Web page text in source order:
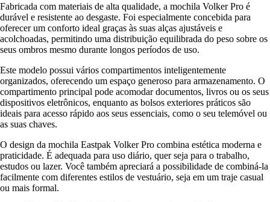
Fabricada com materiais de alta qualidade, a mochila Volker Pro é
durável e resistente ao desgaste. Foi especialmente concebida para
oferecer um conforto ideal graças às suas alças ajustáveis e
acolchoadas, permitindo uma distribuição equilibrada do peso sobre os
seus ombros mesmo durante longos períodos de uso.
Este modelo possui vários compartimentos inteligentemente
organizados, oferecendo um espaço generoso para armazenamento. O
compartimento principal pode acomodar documentos, livros ou os seus
dispositivos eletrônicos, enquanto as bolsos exteriores práticos são
ideais para acesso rápido aos seus essenciais, como o seu telemóvel ou
as suas chaves.
O design da mochila Eastpak Volker Pro combina estética moderna e
praticidade. É adequada para uso diário, quer seja para o trabalho,
estudos ou lazer. Você também apreciará a possibilidade de combiná-la
facilmente com diferentes estilos de vestuário, seja em um traje casual
ou mais formal.